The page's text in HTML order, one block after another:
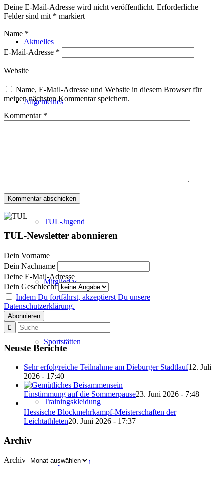
Aktuelles
Allgemeines
TUL-Jugend
Mitglied werden
Sportstätten
Trainingskleidung
Kooperationen
Deine E-Mail-Adresse wird nicht veröffentlicht. Erforderliche
Felder sind mit * markiert
Name *
E-Mail-Adresse *
Website
Name, E-Mail-Adresse und Website in diesem Browser für
meinen nächsten Kommentar speichern.
Kommentar *
TUL-Newsletter abonnieren
Dein Vorname
Dein Nachname
Deine E-Mail-Adresse
Dein Geschlecht
Indem Du fortfährst, akzeptierst Du unsere
Datenschutzerklärung.
Neuste Berichte
Sehr erfolgreiche Teilnahme am Dieburger Stadtlauf12. Juli
2026 - 17:40
Einstimmung auf die Sommerpause23. Juni 2026 - 7:48
Hessische Blockmehrkampf-Meisterschaften der
Leichtathleten20. Juni 2026 - 17:37
Archiv
Archiv